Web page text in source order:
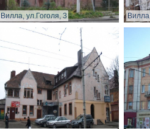
Вилла, ул.Гоголя, 3